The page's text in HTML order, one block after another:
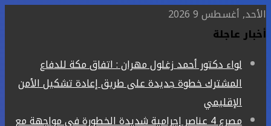
الأحد, أغسطس 9 2026
أخبار عاجلة
لواء دكتور أحمد زغلول مهران : اتفاق مكة للدفاع
المشترك خطوة جديدة على طريق إعادة تشكيل الأمن
الإقليمي
مصرع 4 عناصر إجرامية شديدة الخطورة في مواجهة مع